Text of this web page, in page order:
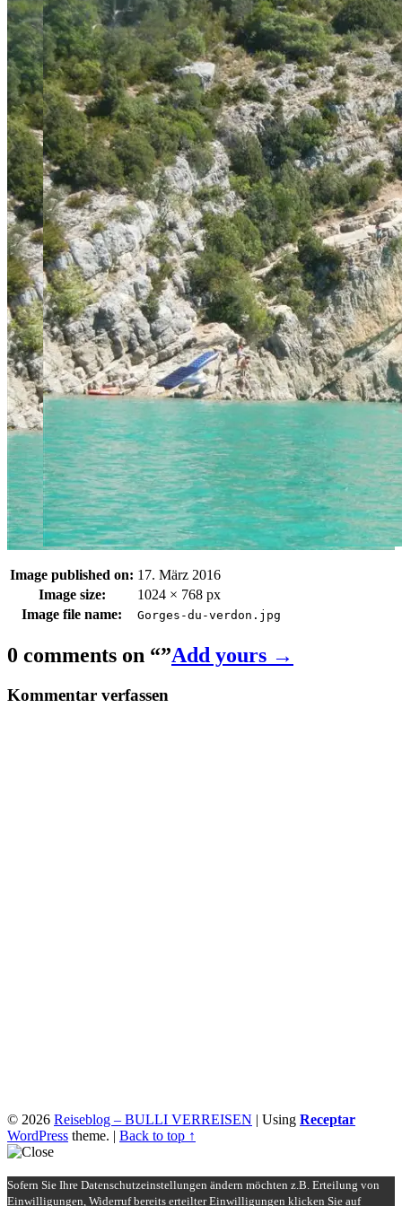
Image published on: 17. März 2016
Image size:
1024 × 768 px
Image file name:
Gorges-du-verdon.jpg
0 comments on “”Add yours →
Kommentar verfassen
© 2026 Reiseblog – BULLI VERREISEN | Using Receptar
WordPress theme. | Back to top ↑
Sofern Sie Ihre Datenschutzeinstellungen ändern möchten z.B. Erteilung von
Einwilligungen, Widerruf bereits erteilter Einwilligungen klicken Sie auf